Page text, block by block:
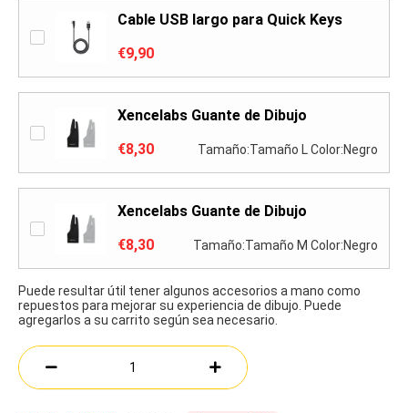
Cable USB largo para Quick Keys
€9,90
Xencelabs Guante de Dibujo
€8,30
Tamaño:Tamaño L Color:Negro
Xencelabs Guante de Dibujo
€8,30
Tamaño:Tamaño M Color:Negro
Puede resultar útil tener algunos accesorios a mano como
repuestos para mejorar su experiencia de dibujo. Puede
agregarlos a su carrito según sea necesario.